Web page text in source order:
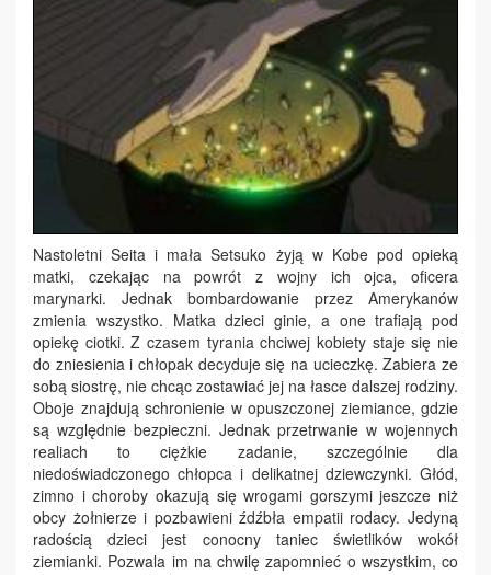
Nastoletni Seita i mała Setsuko żyją w Kobe pod opieką
matki, czekając na powrót z wojny ich ojca, oficera
marynarki. Jednak bombardowanie przez Amerykanów
zmienia wszystko. Matka dzieci ginie, a one trafiają pod
opiekę ciotki. Z czasem tyrania chciwej kobiety staje się nie
do zniesienia i chłopak decyduje się na ucieczkę. Zabiera ze
sobą siostrę, nie chcąc zostawiać jej na łasce dalszej rodziny.
Oboje znajdują schronienie w opuszczonej ziemiance, gdzie
są względnie bezpieczni. Jednak przetrwanie w wojennych
realiach to ciężkie zadanie, szczególnie dla
niedoświadczonego chłopca i delikatnej dziewczynki. Głód,
zimno i choroby okazują się wrogami gorszymi jeszcze niż
obcy żołnierze i pozbawieni źdźbła empatii rodacy. Jedyną
radością dzieci jest conocny taniec świetlików wokół
ziemianki. Pozwala im na chwilę zapomnieć o wszystkim, co